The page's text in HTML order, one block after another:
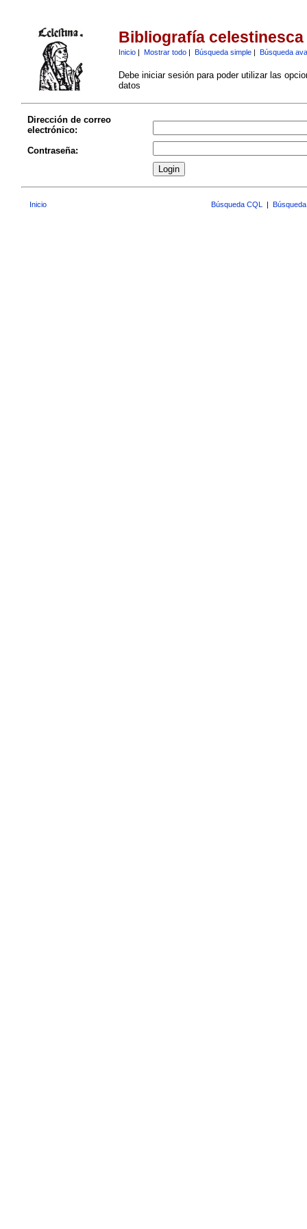
Bibliografía celestinesca
Inicio| Mostrar todo| Búsqueda simple| Búsqueda
Debe iniciar sesión para poder utilizar las
datos
Dirección de correo
electrónico:
Contraseña:
Inicio Búsqueda CQL |